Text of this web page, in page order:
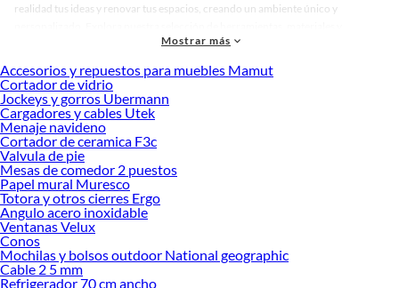
realidad tus ideas y renovar tus espacios, creando un ambiente único y
accesorios de calidad que te ayudarán a crear un espacio más tú.
Desde remodelaciones hasta proyectos de decoración, estamos aquí para hacer
tus ideas realidad. ¡Visítanos y encuentra todo lo que tenemos para ofrecerte en
Hornos Empotrables!
Explora la variedad de productos de Hornos Empotrables en Sodimac
Herramientas, materiales y accesorios de calidad para tus proyectos y
renovación de espacios. ¡Visítanos y descubre todo lo que tenemos para
ofrecerte!
Encuentra una amplia variedad de productos de Hornos Empotrables en
Sodimac. Encuentra todo lo necesario para tus proyectos de renovación y
decoración. ¡Visítanos y haz tus ideas realidad!
Mostrar más
Accesorios y repuestos para muebles Mamut
Cortador de vidrio
Jockeys y gorros Ubermann
Cargadores y cables Utek
Menaje navideno
Cortador de ceramica F3c
Valvula de pie
Mesas de comedor 2 puestos
Papel mural Muresco
Totora y otros cierres Ergo
Angulo acero inoxidable
Ventanas Velux
Conos
Mochilas y bolsos outdoor National geographic
Cable 2 5 mm
Refrigerador 70 cm ancho